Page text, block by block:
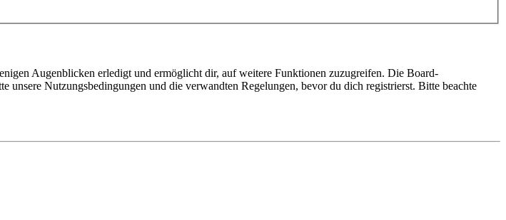
Augenblicken erledigt und ermöglicht dir, auf weitere Funktionen zuzugreifen. Die Board-
Nutzungsbedingungen und die verwandten Regelungen, bevor du dich registrierst. Bitte beachte